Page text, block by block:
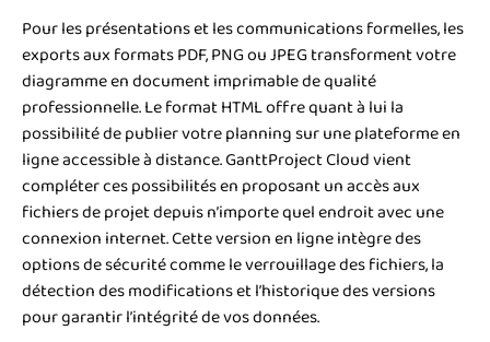
Pour les présentations et les communications formelles, les
exports aux formats PDF, PNG ou JPEG transforment votre
diagramme en document imprimable de qualité
professionnelle. Le format HTML offre quant à lui la
possibilité de publier votre planning sur une plateforme en
ligne accessible à distance. GanttProject Cloud vient
compléter ces possibilités en proposant un accès aux
fichiers de projet depuis n’importe quel endroit avec une
connexion internet. Cette version en ligne intègre des
options de sécurité comme le verrouillage des fichiers, la
détection des modifications et l’historique des versions
pour garantir l’intégrité de vos données.